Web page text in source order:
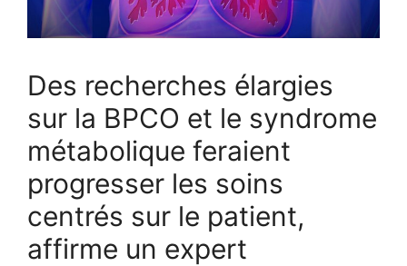
Des recherches élargies
sur la BPCO et le syndrome
métabolique feraient
progresser les soins
centrés sur le patient,
affirme un expert